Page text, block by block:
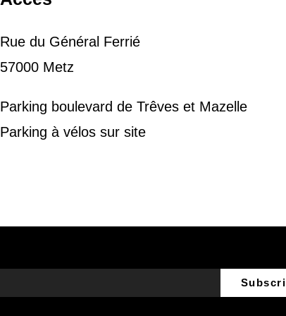
Rue du Général Ferrié
57000 Metz
Parking boulevard de Trêves et Mazelle
Parking à vélos sur site